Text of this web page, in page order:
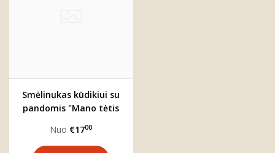
Smėlinukas kūdikiui su
pandomis "Mano tėtis
Nuo €1700